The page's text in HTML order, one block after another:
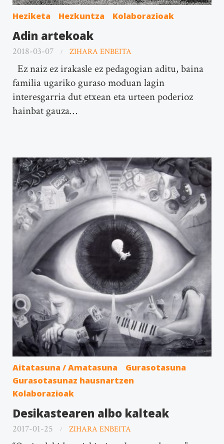
Heziketa Hezkuntza Kolaborazioak
Adin artekoak
2018-03-07 ZIHARA ENBEITA
Ez naiz ez irakasle ez pedagogian aditu, baina
familia ugariko guraso moduan lagin
interesgarria dut etxean eta urteen poderioz
hainbat gauza…
Aitatasuna / Amatasuna
Gurasotasuna
Gurasotasunaz hausnartzen
Kolaborazioak
Desikastearen albo kalteak
2017-01-25 ZIHARA ENBEITA